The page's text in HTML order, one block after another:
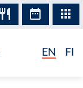
EN FI